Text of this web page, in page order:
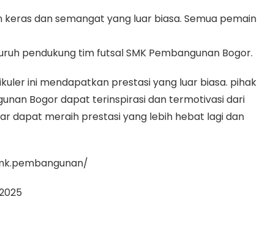
dan semangat yang luar biasa. Semua pemain
pendukung tim futsal SMK Pembangunan Bogor.
ini mendapatkan prestasi yang luar biasa. pihak
Bogor dapat terinspirasi dan termotivasi dari
dapat meraih prestasi yang lebih hebat lagi dan